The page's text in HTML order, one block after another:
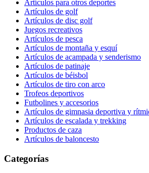
Artículos para otros deportes
Artículos de golf
Artículos de disc golf
Juegos recreativos
Artículos de pesca
Artículos de montaña y esquí
Artículos de acampada y senderismo
Artículos de patinaje
Artículos de béisbol
Artículos de tiro con arco
Trofeos deportivos
Futbolines y accesorios
Artículos de gimnasia deportiva y
Artículos de escalada y trekking
Productos de caza
Artículos de baloncesto
Categorías